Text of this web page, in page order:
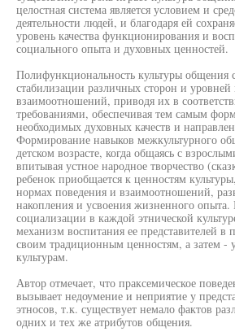
целостная система является условием и
деятельности людей, и благодаря ей
уровень качества функционирования и
социального опыта и духовных ценностей.
Полифункциональность культуры общения
стабилизации различных сторон и
взаимоотношений, приводя их в
требованиями, обеспечивая тем самым
необходимых духовных качеств и
Формирование навыков межкультурного
детском возрасте, когда общаясь с
впитывая устное народное творчество
ребенок приобщается к ценностям
нормах поведения и взаимоотношений,
накопления и усвоения жизненного опыта.
социализации в каждой этнической
механизм воспитания ее представителей в
своим традиционным ценностям, а затем
культурам.
Автор отмечает, что праксемическое
вызывает недоумение и неприятие у
этносов, т.к. существует немало фактов
одних и тех же атрибутов общения.